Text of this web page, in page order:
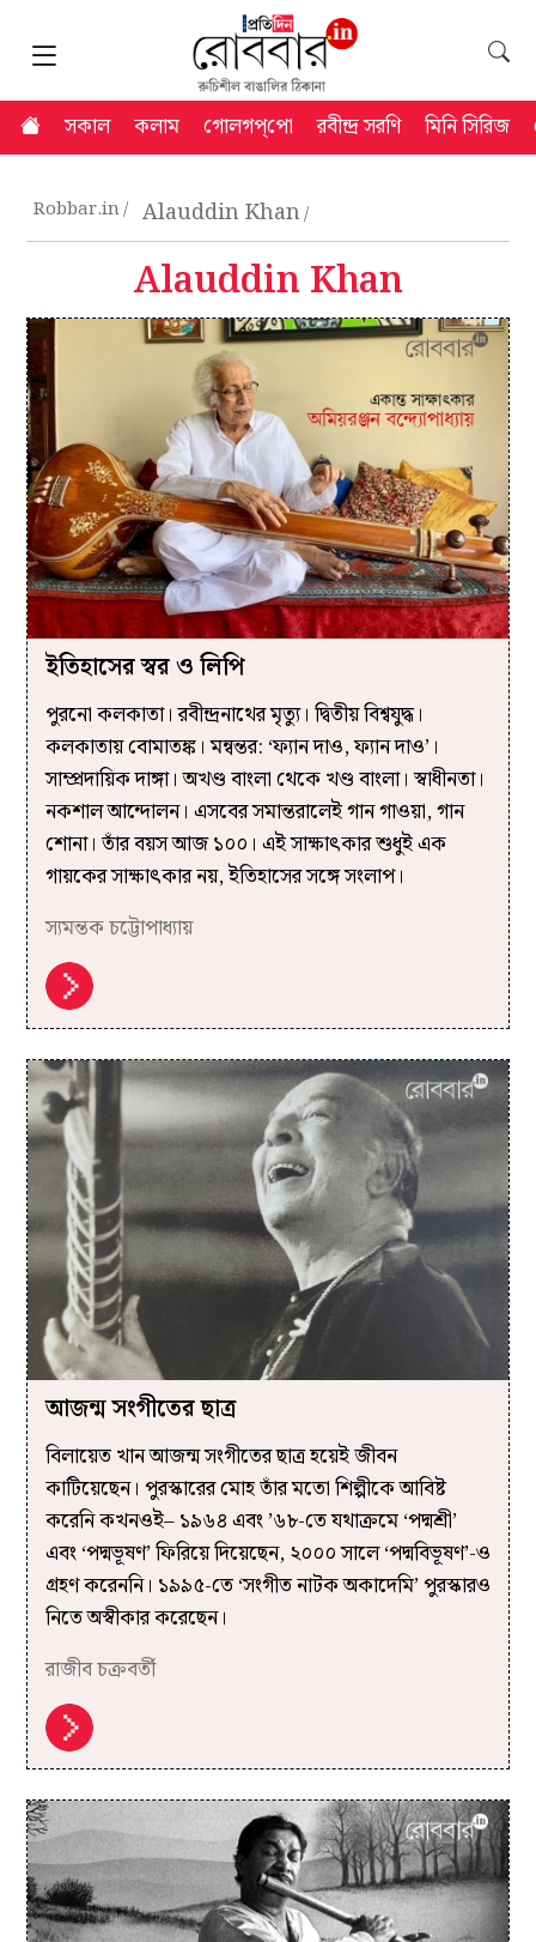
সকাল কলাম গোলগপ্‌পো রবীন্দ্র সরণি মিনি সিরিজ
Robbar.in Alauddin Khan
Alauddin Khan
ইতিহাসের স্বর ও লিপি
পুরনো কলকাতা। রবীন্দ্রনাথের মৃত্যু। দ্বিতীয় বিশ্বযুদ্ধ।
কলকাতায় বোমাতঙ্ক। মন্বন্তর: ‘ফ্যান দাও, ফ্যান দাও’।
সাম্প্রদায়িক দাঙ্গা। অখণ্ড বাংলা থেকে খণ্ড বাংলা। স্বাধীনতা।
নকশাল আন্দোলন। এসবের সমান্তরালেই গান গাওয়া, গান
শোনা। তাঁর বয়স আজ ১০০। এই সাক্ষাৎকার শুধুই এক
গায়কের সাক্ষাৎকার নয়, ইতিহাসের সঙ্গে সংলাপ।
স্যমন্তক চট্টোপাধ্যায়
আজন্ম সংগীতের ছাত্র
বিলায়েত খান আজন্ম সংগীতের ছাত্র হয়েই জীবন
কাটিয়েছেন। পুরস্কারের মোহ তাঁর মতো শিল্পীকে আবিষ্ট
করেনি কখনওই– ১৯৬৪ এবং ’৬৮-তে যথাক্রমে ‘পদ্মশ্রী’
এবং ‘পদ্মভূষণ’ ফিরিয়ে দিয়েছেন, ২০০০ সালে ‘পদ্মবিভূষণ’-ও
গ্রহণ করেননি। ১৯৯৫-তে ‘সংগীত নাটক অকাদেমি’ পুরস্কারও
নিতে অস্বীকার করেছেন।
রাজীব চক্রবর্তী